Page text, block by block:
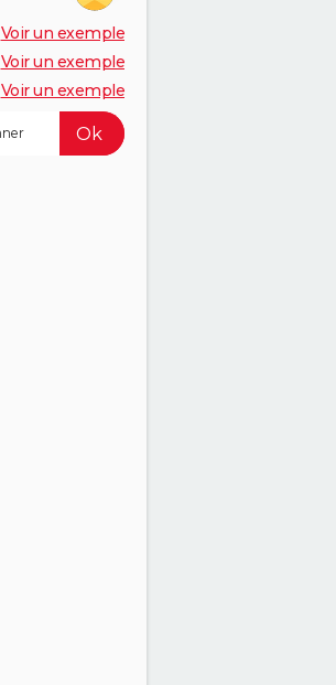
Voir un exemple
Voir un exemple
Voir un exemple